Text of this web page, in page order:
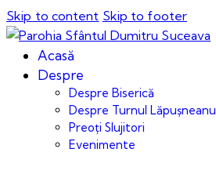
Skip to content Skip to footer
Acasă
Despre
Despre Biserică
Despre Turnul Lăpușneanu
Preoți Slujitori
Evenimente